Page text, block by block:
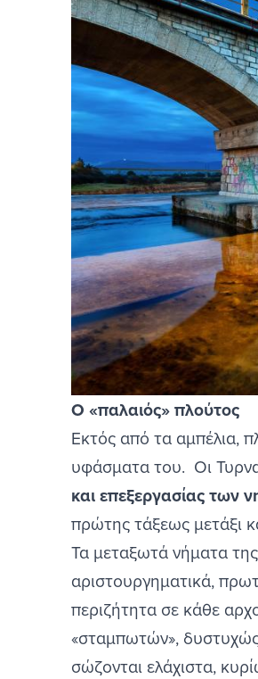
Ο «παλαιός» πλούτος
Εκτός από τα αμπέλια,
υφάσματα του. Οι
και επεξεργασίας των
πρώτης τάξεως μετάξι
Τα μεταξωτά νήματα
αριστουργηματικά,
περιζήτητα σε κάθε
«σταμπωτών»,
σώζονται ελάχιστα,